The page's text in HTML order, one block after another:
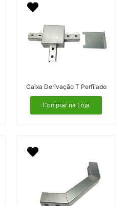
Caixa Derivação T Perfilado
Comprar na Loja